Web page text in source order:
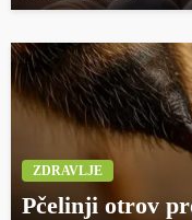
ZDRAVLJE
Pčelinji otrov